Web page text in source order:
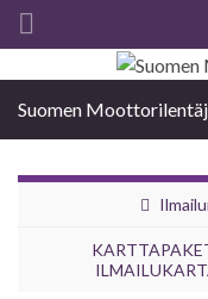
Search
Suomen